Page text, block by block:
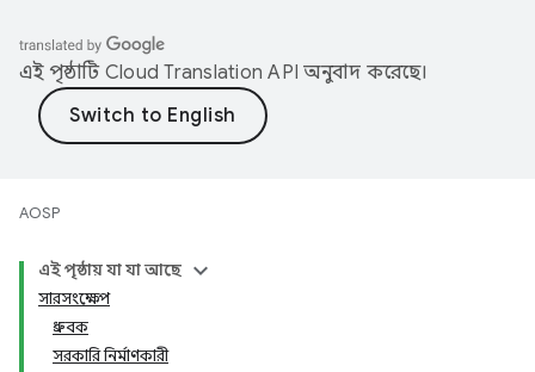
এই পৃষ্ঠাটি Cloud Translation API অনুবাদ করেছে।
AOSP
এই পৃষ্ঠায় যা যা আছে
সারসংক্ষেপ
ধ্রুবক
সরকারি নির্মাণকারী